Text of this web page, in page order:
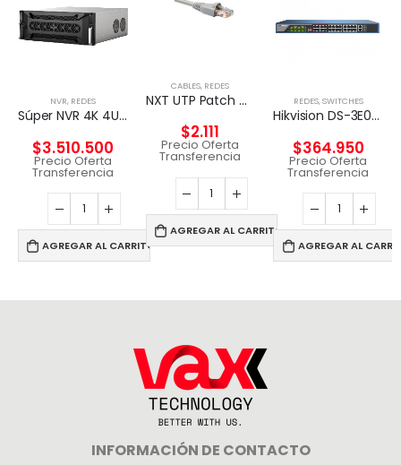
NVR, REDES
Súper NVR 4K 4U de 256 canales
$3.510.500
Precio Oferta
Transferencia
AGREGAR AL CARRITO
CABLES, REDES
NXT UTP Patch Cord Cat5e 2m CM – GRIS
$2.111
Precio Oferta
Transferencia
AGREGAR AL CARRITO
REDES,SWITCHES
Hikvision DS-3E0326P-E – Conmutador – sin gestionar – 24 x 10/100 (8 PoE) + 2 x Gigabit SFP (enlace ascendente) – sobremesa – PoE+ (370 W)
$364.950
Precio Oferta
Transferencia
AGREGAR AL
INFORMACIÓN DE CONTACTO